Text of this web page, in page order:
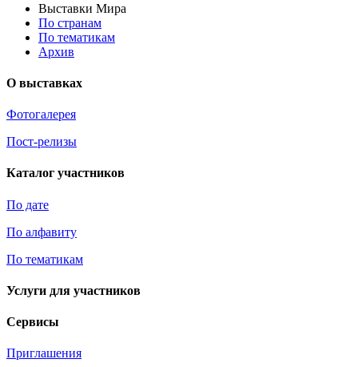
Выставки Мира
По странам
По тематикам
Архив
О выставках
Фотогалерея
Пост-релизы
Каталог участников
По дате
По алфавиту
По тематикам
Услуги для участников
Сервисы
Приглашения